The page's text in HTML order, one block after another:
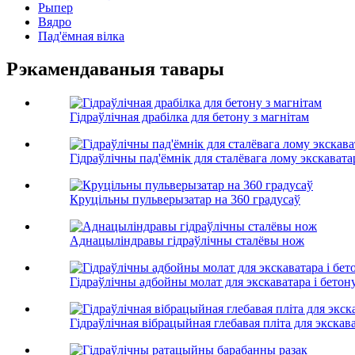
Рыпер
Вядро
Пад'ёмная вілка
Рэкамендаваныя тавары
Гідраўлічная драбілка для бетону з магнітам
Гідраўлічны пад'ёмнік для сталёвага лому
Круцільны пульверызатар на 360 градусаў
Аднацыліндравы гідраўлічны сталёвы нож
Гідраўлічны адбойны молат для экскаватара і
Гідраўлічная вібрацыйная глебавая пліта для